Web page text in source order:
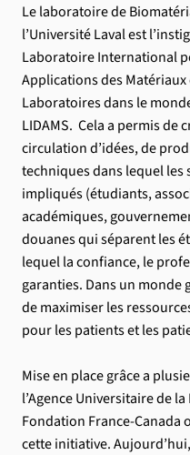
Le laboratoire de
l’Université Laval est
Laboratoire International
Applications des Matériaux
Laboratoires dans le
LIDAMS. Cela a permis de
circulation d’idées, de
techniques dans lequel les
impliqués (étudiants,
académiques,
douanes qui séparent les
lequel la confiance, le
garanties. Dans un
de maximiser les
pour les patients et les
Mise en place grâce a
l’Agence Universitaire de
Fondation France-Canada
cette initiative.